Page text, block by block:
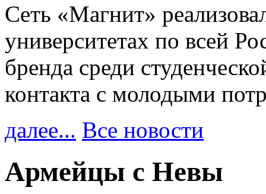
Сеть «Магнит»
университетах по всей
бренда среди
контакта с молодыми
далее... Все новости
Армейцы с Невы